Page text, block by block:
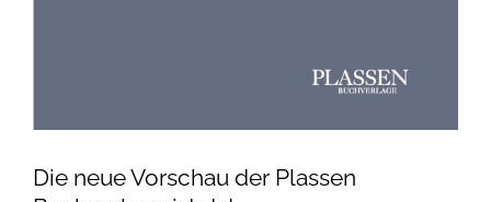
Die neue Vorschau der Plassen